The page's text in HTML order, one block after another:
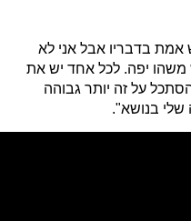
אמת בדבריו אבל אני לא
יפה. לכל אחד יש את
על זה יותר גבוהה
שלי בנושא".